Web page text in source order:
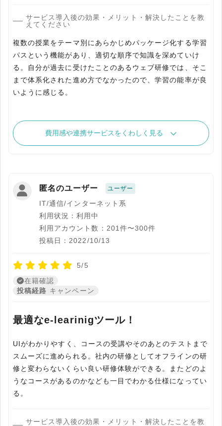
サービス導入後の効果・メリット・解決したことを教
えてください
複数の授業をテーマ別にあらかじめパッケージ化する学習
パスという機能があり、適切な順序で知識を深めていけ
る。自分が過去に受けたことのあるウェブ研修では、そこ
まで体系化された進め方でなかったので、学習の能率が良
いように感じる。
費用感や連携サービスをくわしく見る
匿名のユーザー ユーザー
IT/通信/インターネット系
利用状況：利用中
利用アカウント数：201件〜300件
投稿日：2022/10/13
5/5
在籍確認
投稿経路 キャンペーン
最適なe-learinigツール！
UIがわかりやすく、コースの受講やそのあとのテストまで
スムーズに進められる。社内の研修としてオフラインの研
修と変わらないくらい良い研修体験ができる。またどのよ
うなコースがあるのかなども一目でわかる仕様になってい
る。
サービス導入後の効果・メリット・解決したことを教